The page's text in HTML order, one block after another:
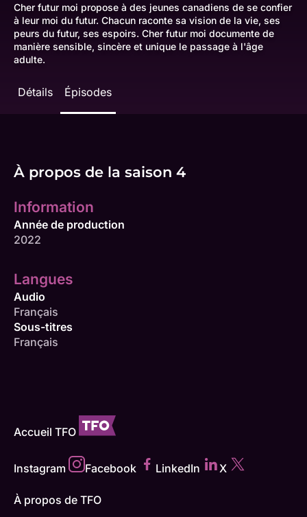
Cher futur moi propose à des jeunes canadiens de se confier
à leur moi du futur. Chacun raconte sa vision de la vie, ses
peurs du futur, ses espoirs. Cher futur moi documente de
manière sensible, sincère et unique le passage à l'âge
adulte.
Détails Épisodes
À propos de la saison 4
Information
Année de production
2022
Langues
Audio
Français
Sous-titres
Français
Accueil TFO
Instagram Facebook LinkedIn X
À propos de TFO